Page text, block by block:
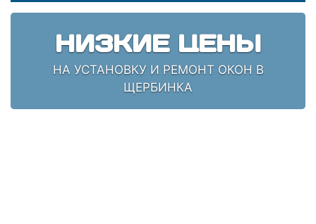
НИЗКИЕ ЦЕНЫ
НА УСТАНОВКУ И РЕМОНТ ОКОН В
ЩЕРБИНКА